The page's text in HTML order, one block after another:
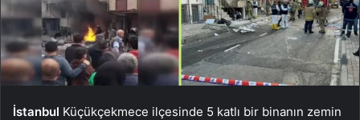
İstanbul Küçükçekmece ilçesinde 5 katlı bir binanın zemin